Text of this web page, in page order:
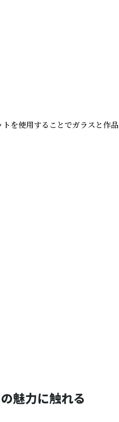
使用することでガラスと
魅力に触れる